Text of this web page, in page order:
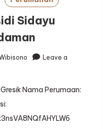
Sidayu
Leave a
Nama Perumaan: